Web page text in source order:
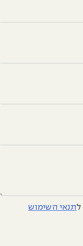
לתנאי השימוש